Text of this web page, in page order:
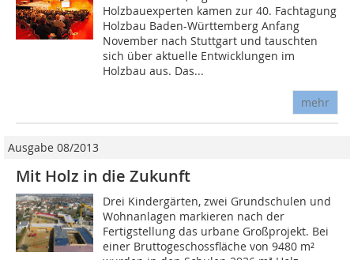
Holzbauexperten kamen zur 40. Fachtagung
Holzbau Baden-Württemberg Anfang
November nach Stuttgart und tauschten
sich über aktuelle Entwicklungen im
Holzbau aus. Das...
mehr
Ausgabe 08/2013
Mit Holz in die Zukunft
Drei Kindergärten, zwei Grundschulen und
Wohnanlagen markieren nach der
Fertigstellung das urbane Großprojekt. Bei
einer Bruttogeschossfläche von 9480 m²